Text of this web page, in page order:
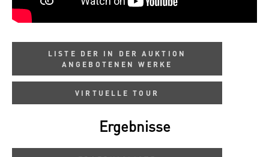
LISTE DER IN DER AUKTION
ANGEBOTENEN WERKE
VIRTUELLE TOUR
Ergebnisse